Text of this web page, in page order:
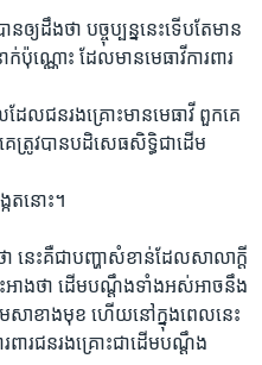
ដឹងថា បច្ចុប្បន្ននេះទើបតែមាន
ណ្ណោះ ដែលមានមេធាវីការពារ
ដែលជនរងគ្រោះមានមេធាវី ពួកគេ
ត្រូវបានបដិសេធសិទ្ធិជាដើម
តនោះ។
េះគឺជាបញ្ហាសំខាន់ដែលសាលាក្ដី
អាងថា ដើមបណ្ដឹងទាំងអស់អាចនឹង
េសាខាងមុខ ហើយនៅក្នុងពេលនេះ
ពារជនរងគ្រោះជាដើមបណ្ដឹង